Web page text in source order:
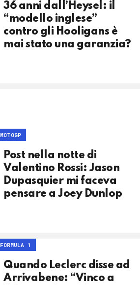
36 anni dall’Heysel: il
“modello inglese”
contro gli Hooligans è
mai stato una garanzia?
MOTOGP
Post nella notte di
Valentino Rossi: Jason
Dupasquier mi faceva
pensare a Joey Dunlop
FORMULA 1
Quando Leclerc disse ad
Arrivabene: “Vinco a